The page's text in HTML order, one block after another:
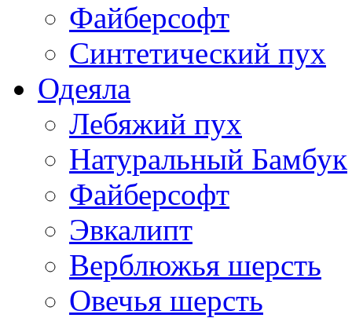
Файберсофт
Синтетический пух
Одеяла
Лебяжий пух
Натуральный Бамбук
Файберсофт
Эвкалипт
Верблюжья шерсть
Овечья шерсть